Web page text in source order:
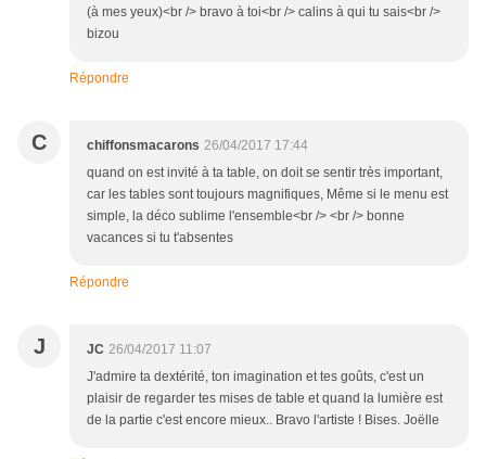
(à mes yeux)<br /> bravo à toi<br /> calins à qui tu sais<br />
bizou
Répondre
C chiffonsmacarons 26/04/2017 17:44
quand on est invité à ta table, on doit se sentir très important,
car les tables sont toujours magnifiques, Même si le menu est
simple, la déco sublime l'ensemble<br /> <br /> bonne
vacances si tu t'absentes
Répondre
J JC 26/04/2017 11:07
J'admire ta dextérité, ton imagination et tes goûts, c'est un
plaisir de regarder tes mises de table et quand la lumière est
de la partie c'est encore mieux.. Bravo l'artiste ! Bises. Joëlle